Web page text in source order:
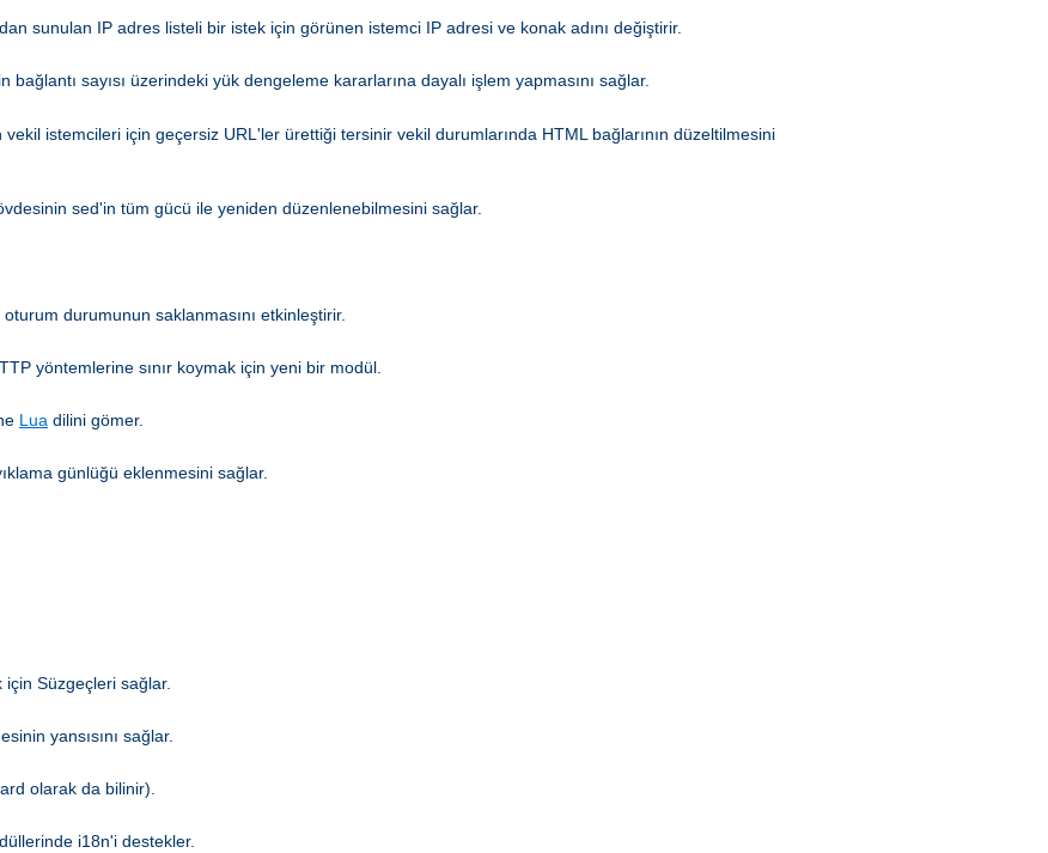
sunulan IP adres listeli bir istek için görünen istemci IP adresi ve konak adını değiştirir.
sayısı üzerindeki yük dengeleme kararlarına dayalı işlem yapmasını sağlar.
istemcileri için geçersiz URL'ler ürettiği tersinir vekil durumlarında HTML bağlarının düzeltilmesini
sed'in tüm gücü ile yeniden düzenlenebilmesini sağlar.
durumunun saklanmasını etkinleştirir.
yöntemlerine sınır koymak için yeni bir modül.
Lua dilini gömer.
günlüğü eklenmesini sağlar.
Süzgeçleri sağlar.
yansısını sağlar.
olarak da bilinir).
i18n'i destekler.